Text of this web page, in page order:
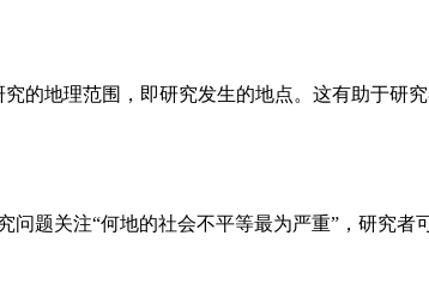
究的地理范围，即研究发生的地点。这有助于研
问题关注“何地的社会不平等最为严重”，研究